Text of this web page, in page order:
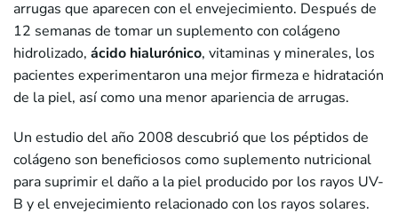
arrugas que aparecen con el envejecimiento. Después de
12 semanas de tomar un suplemento con colágeno
hidrolizado, ácido hialurónico, vitaminas y minerales, los
pacientes experimentaron una mejor firmeza e hidratación
de la piel, así como una menor apariencia de arrugas.
Un estudio del año 2008 descubrió que los péptidos de
colágeno son beneficiosos como suplemento nutricional
para suprimir el daño a la piel producido por los rayos UV-
B y el envejecimiento relacionado con los rayos solares.